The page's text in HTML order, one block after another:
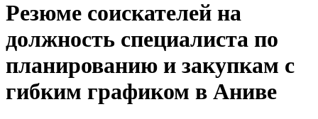
Резюме соискателей на
должность специалиста по
планированию и закупкам с
гибким графиком в Аниве